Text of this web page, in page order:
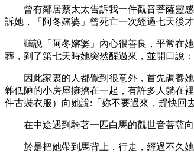
曾有鄰居蔡太太告訴我一件觀音菩薩靈
訴她，「阿冬嬸婆」曾死亡一次經過七天後才
聽說「阿冬嬸婆」內心很善良，平常在
葬，到了第七天時她突然醒過來，並開口說
因此家裏的人都覺到很意外，首先調養
雜低陋的小房屋擁擠在一起，有許多人躺在
件古裝衣服）向她說:「妳不要過來，趕快回
在中途遇到騎著一匹白馬的觀世音菩薩
於是把她帶到馬背上，行走，經過不久